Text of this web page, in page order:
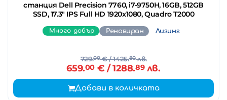
станция Dell Precision 7760, i7-9750H, 16GB, 512GB
SSD, 17.3" IPS Full HD 1920x1080, Quadro T2000
Много добър Реновиран Лизинг
729.00€/ 1425.80лв.
659.00€ / 1288.89лв.
Добави в количката